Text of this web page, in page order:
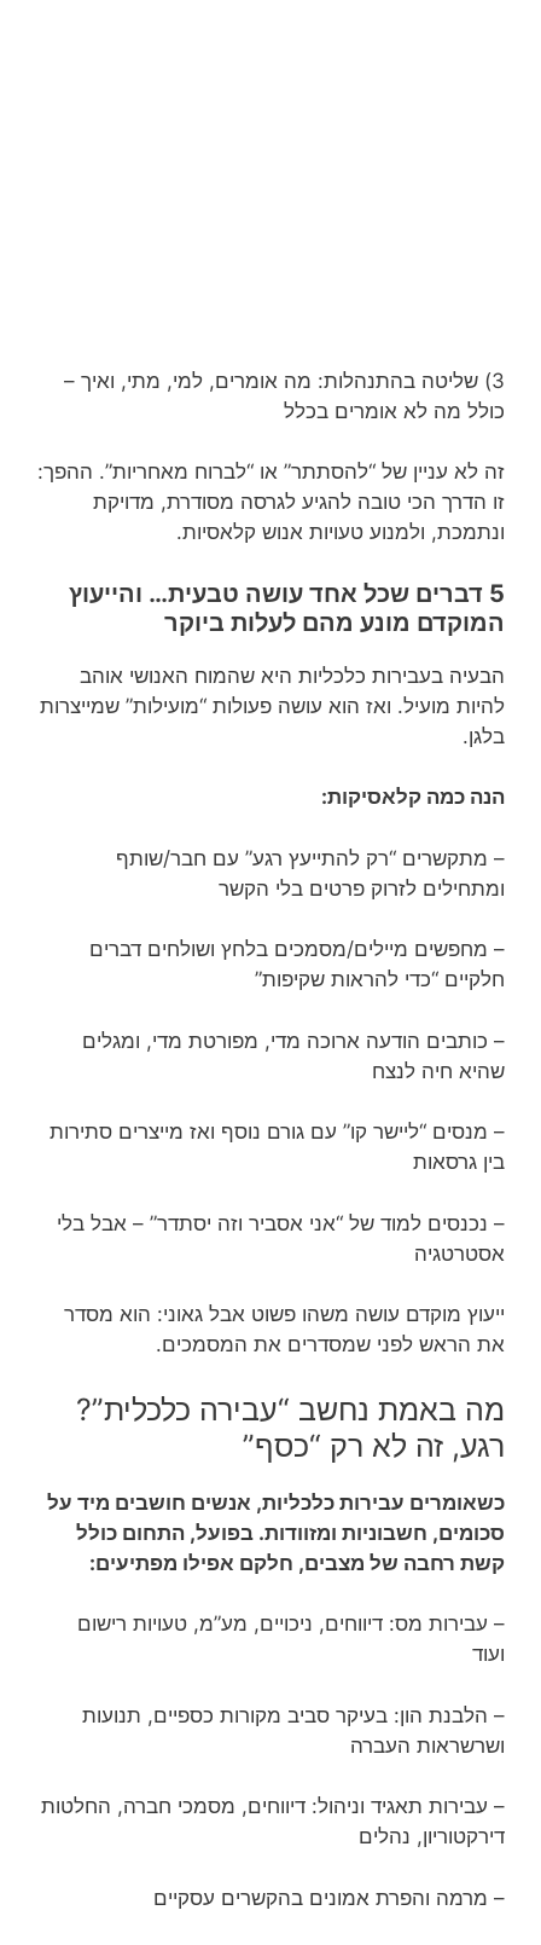
3) שליטה בהתנהלות: מה אומרים, למי, מתי, ואיך –
כולל מה לא אומרים בכלל
זה לא עניין של “להסתתר” או “לברוח מאחריות”. ההפך:
זו הדרך הכי טובה להגיע לגרסה מסודרת, מדויקת
ונתמכת, ולמנוע טעויות אנוש קלאסיות.
5 דברים שכל אחד עושה טבעית… והייעוץ
המוקדם מונע מהם לעלות ביוקר
הבעיה בעבירות כלכליות היא שהמוח האנושי אוהב
להיות מועיל. ואז הוא עושה פעולות “מועילות” שמייצרות
בלגן.
הנה כמה קלאסיקות:
– מתקשרים “רק להתייעץ רגע” עם חבר/שותף
ומתחילים לזרוק פרטים בלי הקשר
– מחפשים מיילים/מסמכים בלחץ ושולחים דברים
חלקיים “כדי להראות שקיפות”
– כותבים הודעה ארוכה מדי, מפורטת מדי, ומגלים
שהיא חיה לנצח
– מנסים “ליישר קו” עם גורם נוסף ואז מייצרים סתירות
בין גרסאות
– נכנסים למוד של “אני אסביר וזה יסתדר” – אבל בלי
אסטרטגיה
ייעוץ מוקדם עושה משהו פשוט אבל גאוני: הוא מסדר
את הראש לפני שמסדרים את המסמכים.
מה באמת נחשב “עבירה כלכלית”?
רגע, זה לא רק “כסף”
כשאומרים עבירות כלכליות, אנשים חושבים מיד על
סכומים, חשבוניות ומזוודות. בפועל, התחום כולל
קשת רחבה של מצבים, חלקם אפילו מפתיעים:
– עבירות מס: דיווחים, ניכויים, מע”מ, טעויות רישום
ועוד
– הלבנת הון: בעיקר סביב מקורות כספיים, תנועות
ושרשראות העברה
– עבירות תאגיד וניהול: דיווחים, מסמכי חברה, החלטות
דירקטוריון, נהלים
– מרמה והפרת אמונים בהקשרים עסקיים